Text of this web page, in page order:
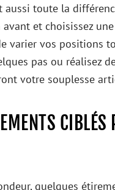
toute la
et choisissez
varier vos positions
pas ou réalisez
votre souplesse
CIBLÉS
quelques